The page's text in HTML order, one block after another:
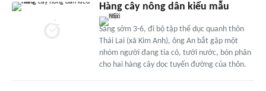
Hàng cây nông dân kiểu mẫu
Sáng sớm 3-6, đi bộ tập thể dục quanh thôn
Thái Lai (xã Kim Anh), ông An bắt gặp một
nhóm người đang tỉa cỏ, tưới nước, bón phân
cho hai hàng cây dọc tuyến đường của thôn.